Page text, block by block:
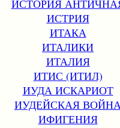
ИСТОРИЯ
ИСТРИЯ
ИТАКА
ИТАЛИКИ
ИТАЛИЯ
ИТИС (ИТИЛ)
ИУДА ИСКАРИОТ
ИУДЕЙСКАЯ
ИФИГЕНИЯ